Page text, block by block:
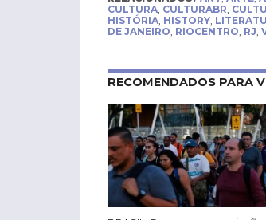
CULTURA, CULTURABR
HISTÓRIA, HISTORY,
DE JANEIRO RIOCENTRO RJ
RECOMENDADOS PARA